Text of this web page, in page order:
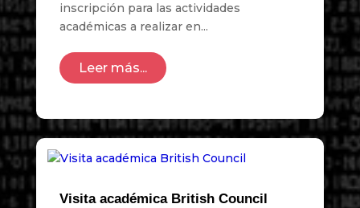
inscripción para las actividades
académicas a realizar en...
Leer más...
Visita académica British Council